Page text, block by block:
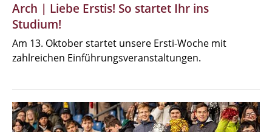
Arch | Liebe Erstis! So startet Ihr ins
Studium!
Am 13. Oktober startet unsere Ersti-Woche mit
zahlreichen Einführungsveranstaltungen.